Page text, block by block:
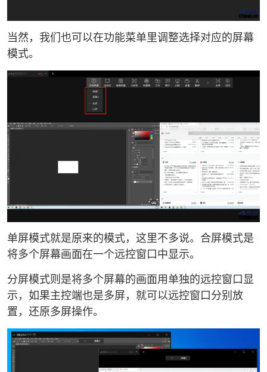
当然，我们也可以在功能菜单里调整选择对应的屏幕
模式。
单屏模式就是原来的模式，这里不多说。合屏模式是
将多个屏幕画面在一个远控窗口中显示。
分屏模式则是将多个屏幕的画面用单独的远控窗口显
示，如果主控端也是多屏，就可以远控窗口分别放
置，还原多屏操作。